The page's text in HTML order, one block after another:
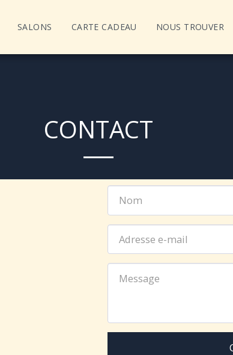
SALONS CARTE CADEAU NOUS TROUVER
CONTACT